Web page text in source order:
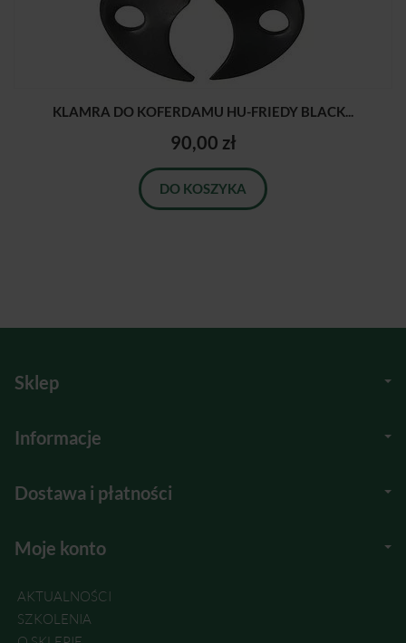
KLAMRA DO KOFERDAMU HU-FRIEDY BLACK...
90,00 zł
DO KOSZYKA
Sklep
Informacje
Dostawa i płatności
Moje konto
AKTUALNOŚCI
SZKOLENIA